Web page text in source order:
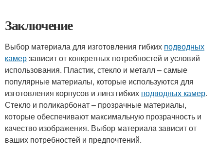
Заключение
Выбор материала для изготовления гибких подводных
камерзависит от конкретных потребностей и условий
использования. Пластик, стекло и металл – самые
популярные материалы, которые используются для
изготовления корпусов и линз гибких подводных камер.
Стекло и поликарбонат – прозрачные материалы,
которые обеспечивают максимальную прозрачность и
качество изображения. Выбор материала зависит от
ваших потребностей и предпочтений.